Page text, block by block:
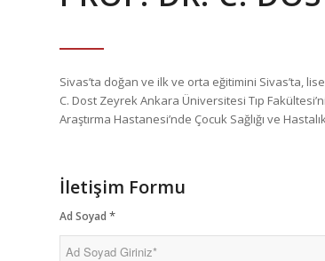
Sivas’ta doğan ve ilk ve orta eğitimini Sivas’ta,
C. Dost Zeyrek Ankara Üniversitesi Tıp
Araştırma Hastanesi’nde Çocuk Sağlığı ve
İletişim Formu
Ad Soyad *